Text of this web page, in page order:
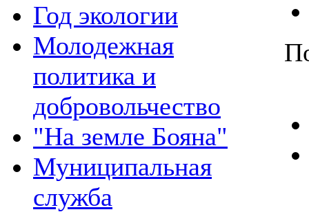
Год экологии
Молодежная
политика и
добровольчество
"На земле Бояна"
Муниципальная
служба